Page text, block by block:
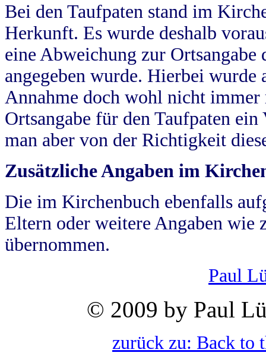
Bei den Taufpaten stand im
Herkunft. Es wurde deshalb
eine Abweichung zur
angegeben wurde. Hierbei wurde
Annahme doch wohl nicht
Ortsangabe für den Taufpaten
man aber von der Richtigkeit
Zusätzliche Angaben im
Die im Kirchenbuch ebenfalls
Eltern oder weitere Angaben wie
übernommen.
Paul
© 2009 by Paul
zurück zu: Back to